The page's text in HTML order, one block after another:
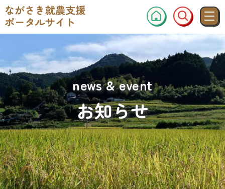
news & event
お知らせ